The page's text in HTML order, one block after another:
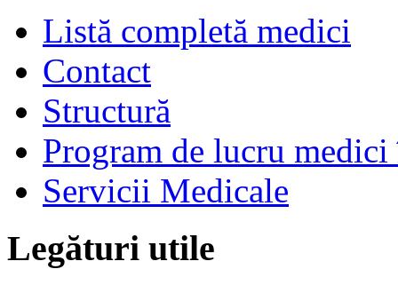
Listă completă medici
Contact
Structură
Program de lucru
Servicii Medicale
Legături utile